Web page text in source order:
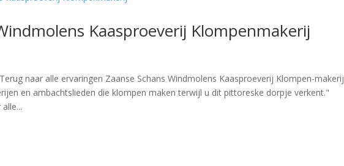
Kaasproeverij Klompenmakerij
naar alle ervaringen Zaanse Schans Windmolens Kaasproeverij Klompen-makerij
en ambachtslieden die klompen maken terwijl u dit pittoreske dorpje verkent."